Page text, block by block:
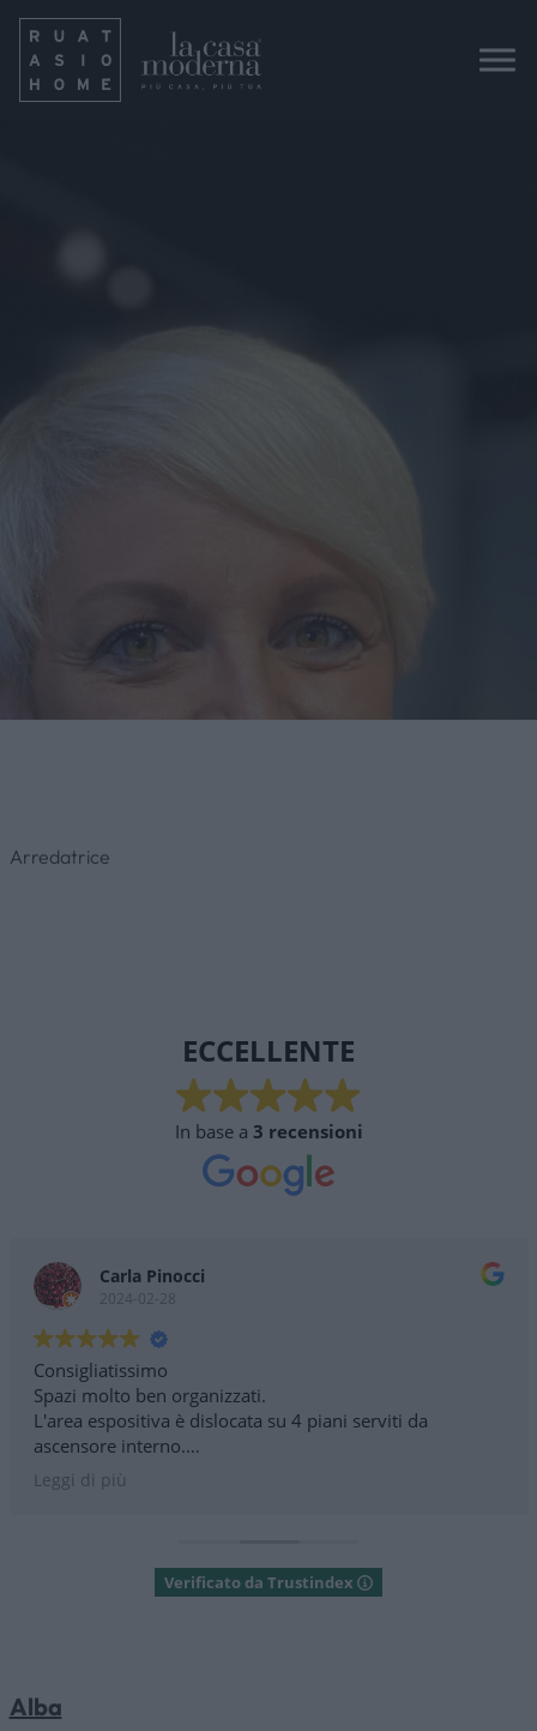
Arredatrice
ECCELLENTE
In base a 3 recensioni
Carla Pinocci
2024-02-28
Consigliatissimo
Spazi molto ben organizzati.
L'area espositiva è dislocata su 4 piani serviti da
ascensore interno.
Personale disponibile e competente.
Parcheggi esterni dedicati .
Leggi di più
Verificato da Trustindex
Alba